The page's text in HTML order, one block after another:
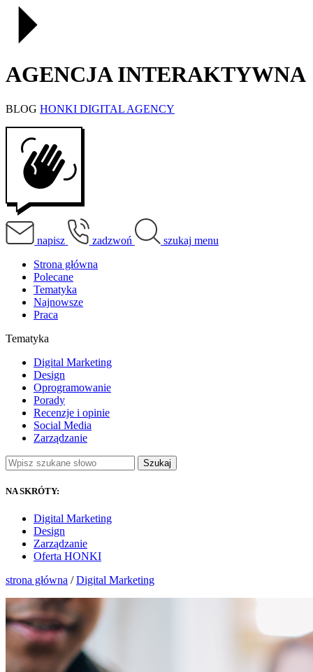
AGENCJA INTERAKTYWNA
BLOG HONKI DIGITAL AGENCY
napisz zadzwoń szukaj menu
Strona główna
Polecane
Tematyka
Najnowsze
Praca
Tematyka
Digital Marketing
Design
Oprogramowanie
Porady
Recenzje i opinie
Social Media
Zarządzanie
Szukaj
NA SKRÓTY:
Digital Marketing
Design
Zarządzanie
Oferta HONKI
strona główna /Digital Marketing